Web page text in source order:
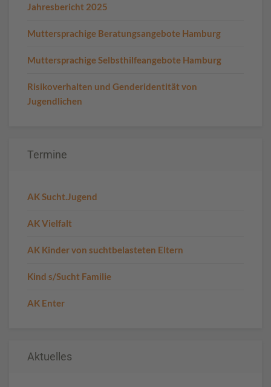
Jahresbericht 2025
Muttersprachige Beratungsangebote Hamburg
Muttersprachige Selbsthilfeangebote Hamburg
Risikoverhalten und Genderidentität von
Jugendlichen
Termine
AK Sucht.Jugend
AK Vielfalt
AK Kinder von suchtbelasteten Eltern
Kind s/Sucht Familie
AK Enter
Aktuelles